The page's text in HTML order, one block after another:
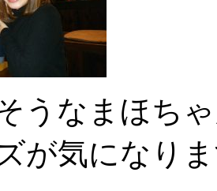
うなまほち
が気になり